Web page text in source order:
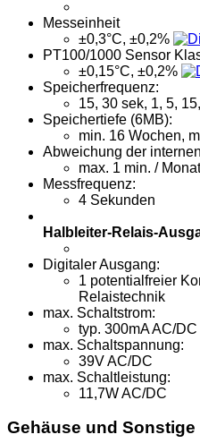
Messeinheit
±0,3°C, ±0,2%
PT100/1000 Sensor
±0,15°C, ±0,2%
Speicherfrequenz:
15, 30 sek, 1, 5,
Speichertiefe (6MB):
min. 16 Wochen,
Abweichung der
max. 1 min. / Monat
Messfrequenz:
4 Sekunden
Halbleiter-Relais-
Digitaler Ausgang:
1 potentialfreier
Relaistechnik
max. Schaltstrom:
typ. 300mA AC/
max. Schaltspannung:
39V AC/DC
max. Schaltleistung:
11,7W AC/DC
Gehäuse und Sonstige